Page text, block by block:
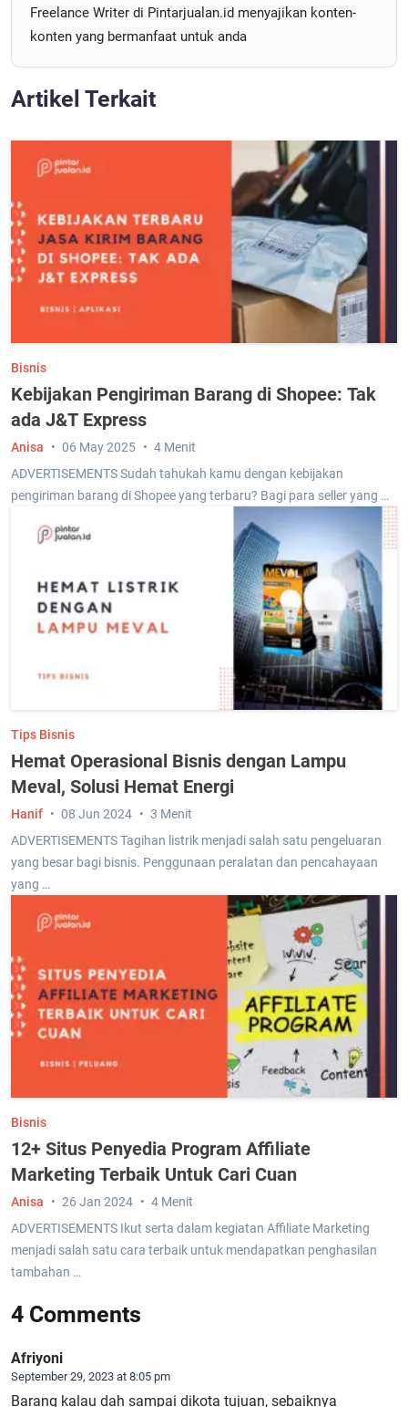
Freelance Writer di Pintarjualan.id menyajikan konten-
konten yang bermanfaat untuk anda
Artikel Terkait
Bisnis
Kebijakan Pengiriman Barang di Shopee: Tak
ada J&T Express
ADVERTISEMENTS Sudah tahukah kamu dengan kebijakan
pengiriman barang di Shopee yang terbaru? Bagi para seller yang …
Anisa 06 May 2025 4 Menit
Tips Bisnis
Hemat Operasional Bisnis dengan Lampu
Meval, Solusi Hemat Energi
ADVERTISEMENTS Tagihan listrik menjadi salah satu pengeluaran
yang besar bagi bisnis. Penggunaan peralatan dan pencahayaan
yang …
Hanif 08 Jun 2024 3 Menit
Bisnis
12+ Situs Penyedia Program Affiliate
Marketing Terbaik Untuk Cari Cuan
ADVERTISEMENTS Ikut serta dalam kegiatan Affiliate Marketing
menjadi salah satu cara terbaik untuk mendapatkan penghasilan
tambahan …
Anisa 26 Jan 2024 4 Menit
4 Comments
Afriyoni
September 29, 2023 at 8:05 pm
Barang kalau dah sampai dikota tujuan, sebaiknya